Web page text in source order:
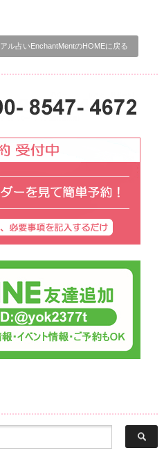
ル占いEnchantMentのHOMEに戻る